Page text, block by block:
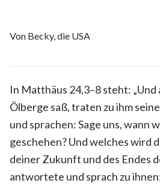
Von Becky, die USA
In Matthäus 24,3–8 steht: „Und
Ölberge saß, traten zu ihm
und sprachen: Sage uns, wann
geschehen? Und welches wird
deiner Zukunft und des Endes
antwortete und sprach zu